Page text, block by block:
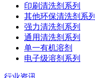
印刷清洗剂系列
其他环保清洗剂系列
强力清洗剂系列
通用清洗剂系列
单一有机溶剂
电子级溶剂系列